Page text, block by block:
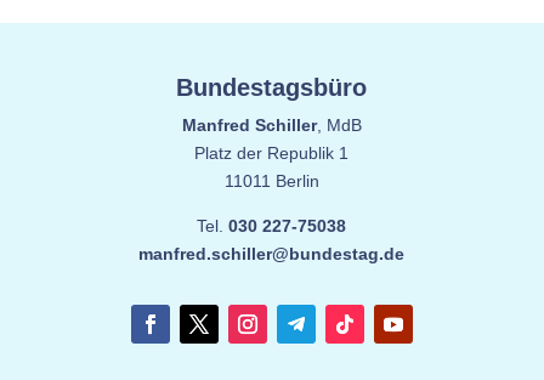
Bundestagsbüro
Manfred Schiller, MdB
Platz der Republik 1
11011 Berlin
Tel.030 227-75038
manfred.schiller@bundestag.de